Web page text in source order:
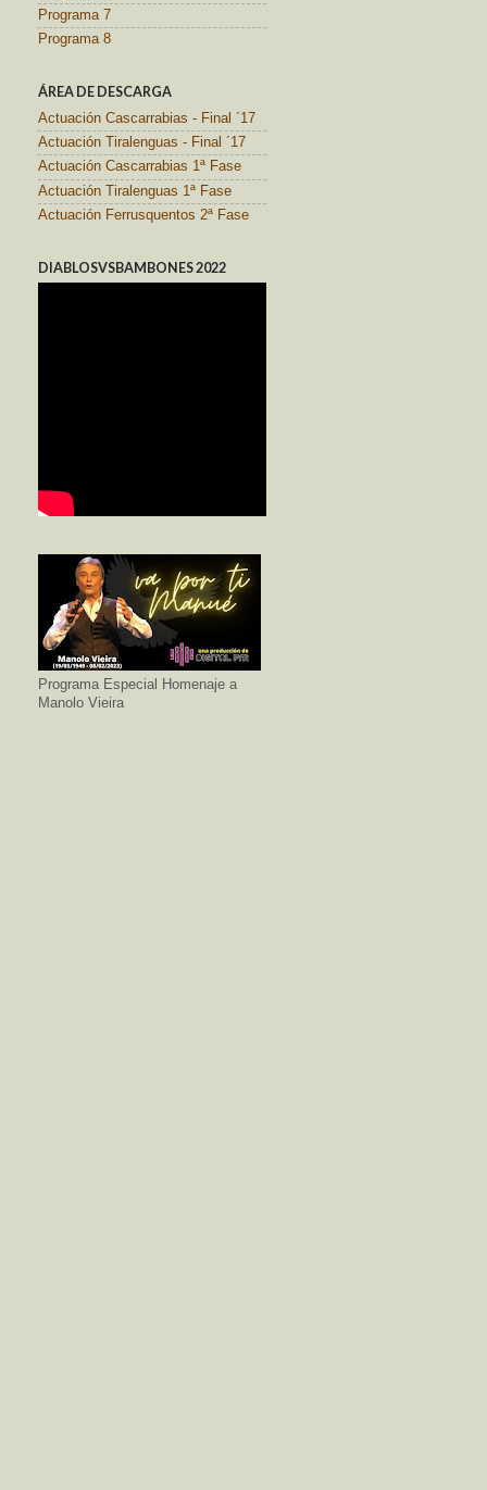
Programa 7
Programa 8
ÁREA DE DESCARGA
Actuación Cascarrabias - Final ´17
Actuación Tiralenguas - Final ´17
Actuación Cascarrabias 1ª Fase
Actuación Tiralenguas 1ª Fase
Actuación Ferrusquentos 2ª Fase
DIABLOSVSBAMBONES 2022
Programa Especial Homenaje a
Manolo Vieira